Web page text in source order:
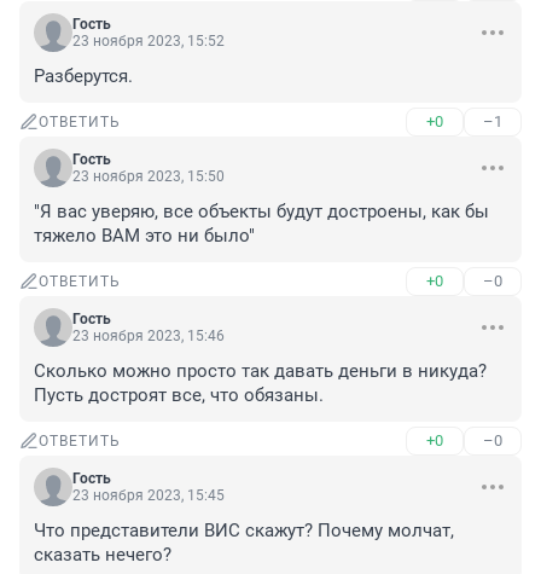
Гость
23 ноября 2023, 15:52
Разберутся.
ОТВЕТИТЬ +0 –1
Гость
23 ноября 2023, 15:50
"Я вас уверяю, все объекты будут достроены, как бы
тяжело ВАМ это ни было"
ОТВЕТИТЬ +0 –0
Гость
23 ноября 2023, 15:46
Сколько можно просто так давать деньги в никуда?
Пусть достроят все, что обязаны.
ОТВЕТИТЬ +0 –0
Гость
23 ноября 2023, 15:45
Что представители ВИС скажут? Почему молчат,
сказать нечего?